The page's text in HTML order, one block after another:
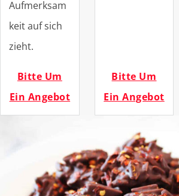
Aufmerksam
keit auf sich
zieht.
Bitte Um
Ein Angebot
Bitte Um
Ein Angebot